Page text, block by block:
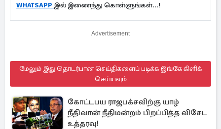
WHATSAPP இல் இணைந்து கொள்ளுங்கள்...!
Advertisement
மேலும் இது தொடர்பான செய்திகளைப் படிக்க இங்கே கிளிக்
செய்யவும்
கோட்டபய ராஜபக்சவிற்கு யாழ்
நீதிவான் நீதிமன்றம் பிறப்பித்த விசேட
உத்தரவு!